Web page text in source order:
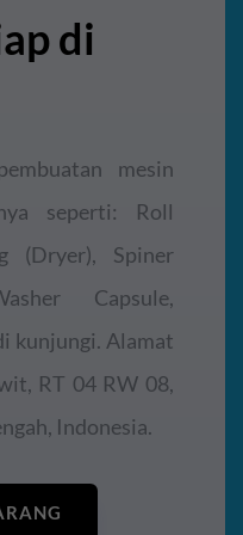
di
mesin
seperti: Roll
(Dryer), Spiner
Capsule,
kunjungi. Alamat
RT 04 RW 08,
Indonesia.